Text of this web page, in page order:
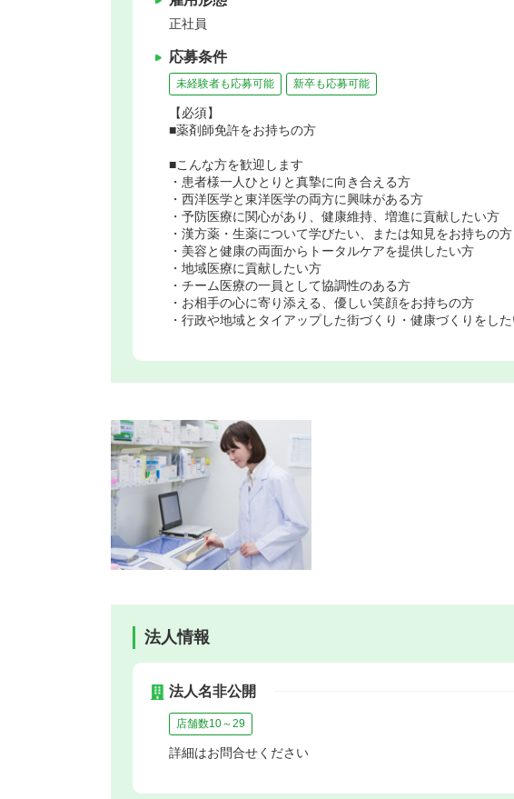
正社員
応募条件
未経験者も応募可能 新卒も応募可能
【必須】
■薬剤師免許をお持ちの方
■こんな方を歓迎します
・患者様一人ひとりと真摯に向き合える方
・西洋医学と東洋医学の両方に興味がある方
・予防医療に関心があり、健康維持、増進に貢献したい方
・漢方薬・生薬について学びたい、または知見をお持ちの方
・美容と健康の両面からトータルケアを提供したい方
・地域医療に貢献したい方
・チーム医療の一員として協調性のある方
・お相手の心に寄り添える、優しい笑顔をお持ちの方
・行政や地域とタイアップした街づくり・健康づくりをし
法人情報
法人名非公開
店舗数10～29
詳細はお問合せください